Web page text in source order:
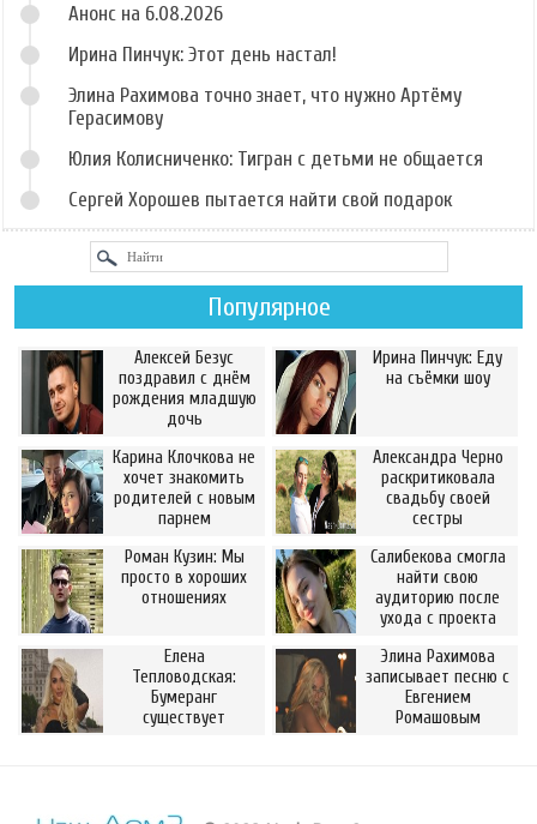
Анонс на 6.08.2026
Ирина Пинчук: Этот день настал!
Элина Рахимова точно знает, что нужно Артёму
Герасимову
Юлия Колисниченко: Тигран с детьми не общается
Сергей Хорошев пытается найти свой подарок
Популярное
Алексей Безус
поздравил с днём
рождения младшую
дочь
Ирина Пинчук: Еду
на съёмки шоу
Карина Клочкова не
хочет знакомить
родителей с новым
парнем
Александра Черно
раскритиковала
свадьбу своей
сестры
Роман Кузин: Мы
просто в хороших
отношениях
Салибекова смогла
найти свою
аудиторию после
ухода с проекта
Елена
Тепловодская:
Бумеранг
существует
Элина Рахимова
записывает песню с
Евгением
Ромашовым